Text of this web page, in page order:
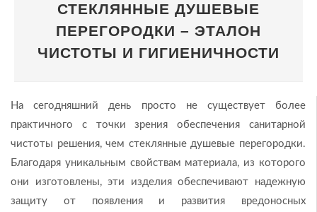
СТЕКЛЯННЫЕ ДУШЕВЫЕ
ПЕРЕГОРОДКИ – ЭТАЛОН
ЧИСТОТЫ И ГИГИЕНИЧНОСТИ
На сегодняшний день просто не существует более
практичного с точки зрения обеспечения санитарной
чистоты решения, чем стеклянные душевые перегородки.
Благодаря уникальным свойствам материала, из которого
они изготовлены, эти изделия обеспечивают надежную
защиту от появления и развития вредоносных